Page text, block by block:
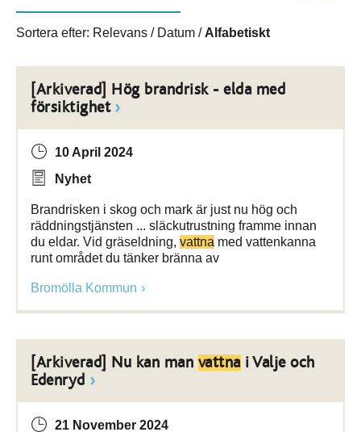
Sortera efter: Relevans / Datum / Alfabetiskt
[Arkiverad] Hög brandrisk - elda med
försiktighet
10 April 2024
Nyhet
Brandrisken i skog och mark är just nu hög och
räddningstjänsten ... släckutrustning framme innan
du eldar. Vid gräseldning, vattna med vattenkanna
runt området du tänker bränna av
Bromölla Kommun
[Arkiverad] Nu kan man vattnai Valje och
Edenryd
21 November 2024